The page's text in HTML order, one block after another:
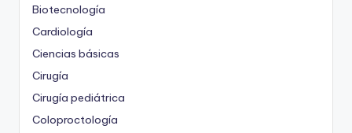
Biotecnología
Cardiología
Ciencias básicas
Cirugía
Cirugía pediátrica
Coloproctología